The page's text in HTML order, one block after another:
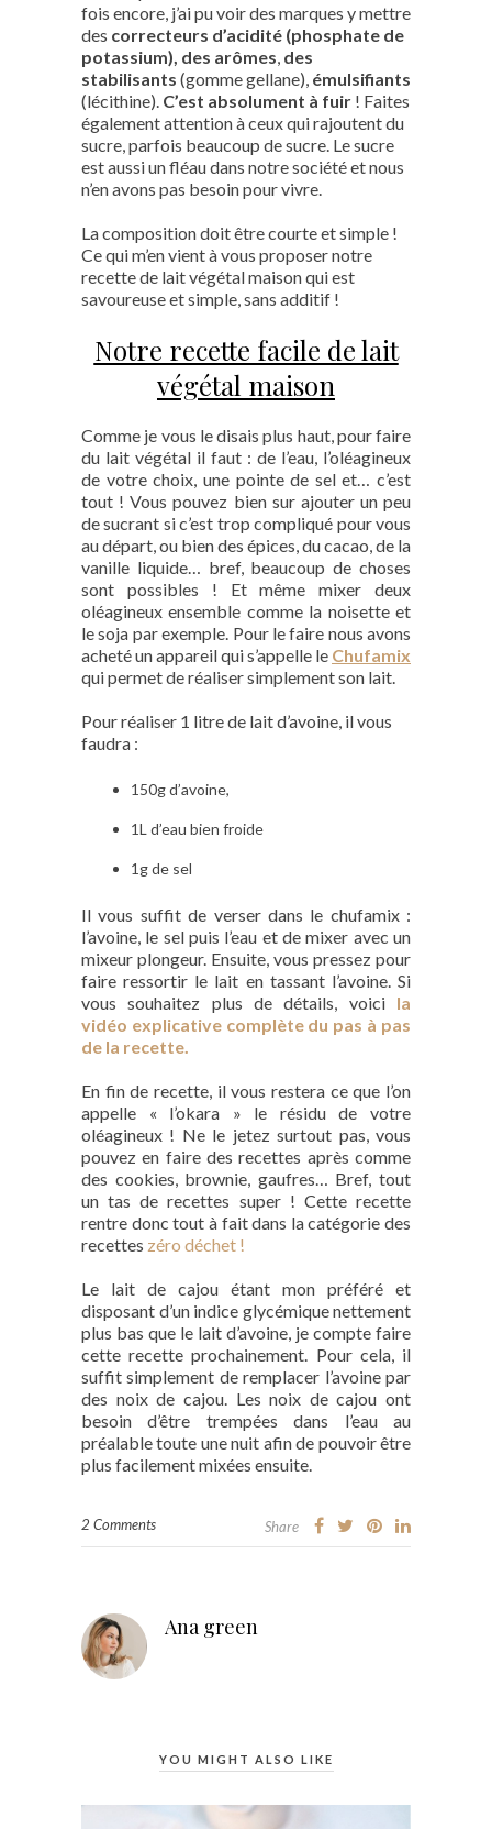
fois encore, j’ai pu voir des marques y mettre
des correcteurs d’acidité (phosphate de
potassium), des arômes des
stabilisants (gomme gellane), émulsifiants
(lécithine). C’est absolument à fuir ! Faites
également attention à ceux qui rajoutent du
sucre, parfois beaucoup de sucre. Le sucre
est aussi un fléau dans notre société et nous
n’en avons pas besoin pour vivre.
La composition doit être courte et simple !
Ce qui m’en vient à vous proposer notre
recette de lait végétal maison qui est
savoureuse et simple, sans additif !
Notre recette facile de lait
végétal maison
Comme je vous le disais plus haut, pour faire
du lait végétal il faut : de l’eau, l’oléagineux
de votre choix, une pointe de sel et… c’est
tout ! Vous pouvez bien sur ajouter un peu
de sucrant si c’est trop compliqué pour vous
au départ, ou bien des épices, du cacao, de la
vanille liquide… bref, beaucoup de choses
sont possibles ! Et même mixer deux
oléagineux ensemble comme la noisette et
le soja par exemple. Pour le faire nous avons
acheté un appareil qui s’appelle le Chufamix
qui permet de réaliser simplement son lait.
Pour réaliser 1 litre de lait d’avoine, il vous
faudra :
150g d’avoine,
1L d’eau bien froide
1g de sel
Il vous suffit de verser dans le chufamix :
l’avoine, le sel puis l’eau et de mixer avec un
mixeur plongeur. Ensuite, vous pressez pour
faire ressortir le lait en tassant l’avoine. Si
vous souhaitez plus de détails, voici la
vidéo explicative complète du pas à pas
de la recette.
En fin de recette, il vous restera ce que l’on
appelle « l’okara » le résidu de votre
oléagineux ! Ne le jetez surtout pas, vous
pouvez en faire des recettes après comme
des cookies, brownie, gaufres… Bref, tout
un tas de recettes super ! Cette recette
rentre donc tout à fait dans la catégorie des
recettes zéro déchet !
Le lait de cajou étant mon préféré et
disposant d’un indice glycémique nettement
plus bas que le lait d’avoine, je compte faire
cette recette prochainement. Pour cela, il
suffit simplement de remplacer l’avoine par
des noix de cajou. Les noix de cajou ont
besoin d’être trempées dans l’eau au
préalable toute une nuit afin de pouvoir être
plus facilement mixées ensuite.
2 Comments Share
Ana green
YOU MIGHT ALSO LIKE